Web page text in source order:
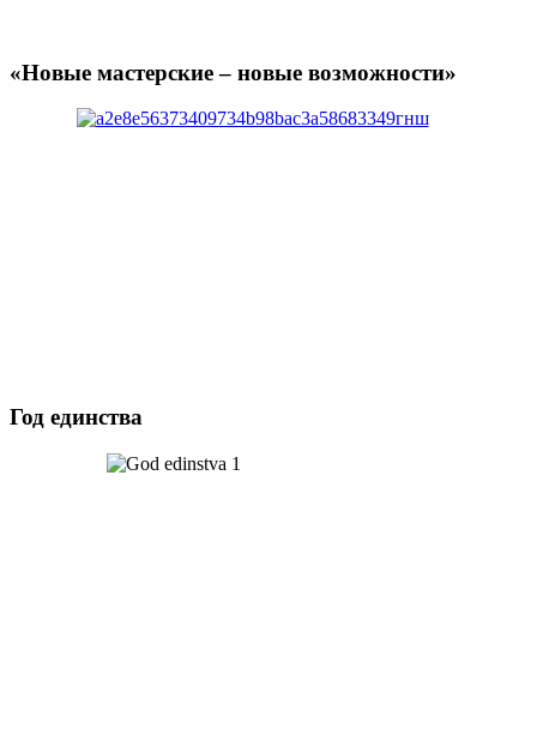
«Новые мастерские – новые возможности»
Год единства